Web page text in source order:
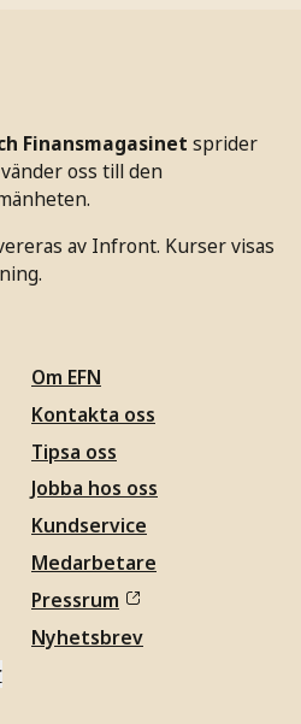
Finansmagasinet sprider
oss till den
av Infront. Kurser visas
Om EFN
Kontakta oss
Tipsa oss
Jobba hos oss
Kundservice
Medarbetare
Pressrum
Nyhetsbrev